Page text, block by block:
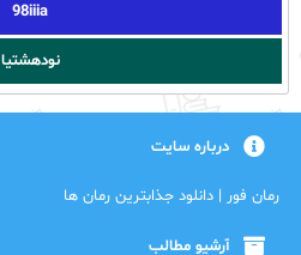
98iiia
نودهشتیا
درباره سایت
رمان فور | دانلود جذابترین رمان ها
آرشیو مطالب